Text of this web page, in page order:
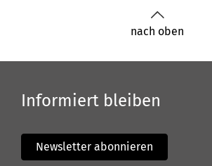
nach oben
Informiert bleiben
Newsletter abonnieren